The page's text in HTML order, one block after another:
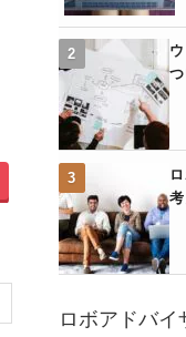
考
ロボアドバ